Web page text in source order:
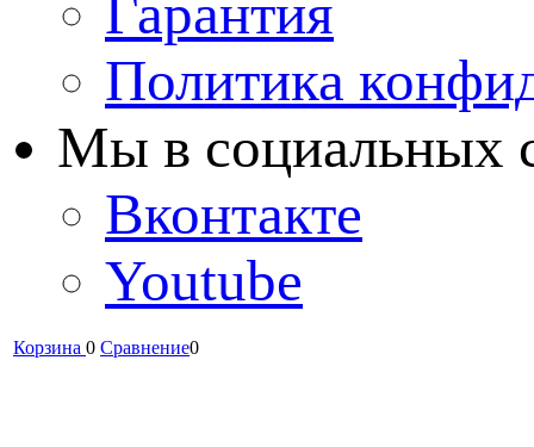
Гарантия
Политика
Мы в cоциальных
Вконтакте
Youtube
Корзина 0 Сравнение0